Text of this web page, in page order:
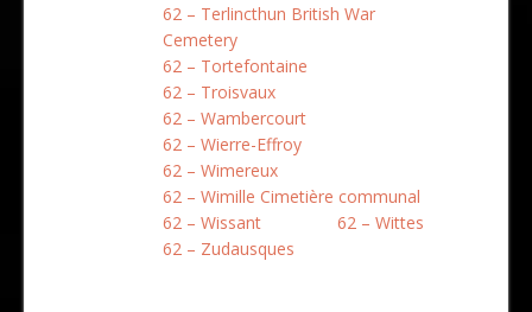
62 – Terlincthun British War
Cemetery
62 – Tortefontaine
62 – Troisvaux
62 – Wambercourt
62 – Wierre-Effroy
62 – Wimereux
62 – Wimille Cimetière communal
62 – Wissant
62 – Wittes
62 – Zudausques